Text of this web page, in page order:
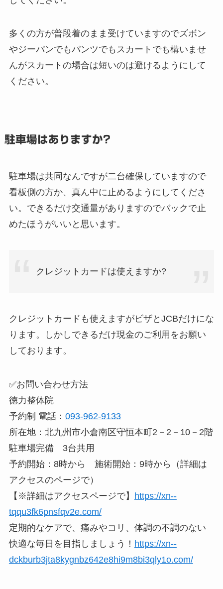
多くの方が普段着のまま受けていますのでズボン
やジーパンでもパンツでもスカートでも構いませ
んがスカートの場合は短いのは避けるようにして
ください。
駐車場はありますか?
駐車場は共同なんですが二台確保していますので
看板側の方か、真ん中に止めるようにしてくださ
い。できるだけ交通量がありますのでバックで止
めたほうがいいと思います。
クレジットカードは使えますか?
クレジットカードも使えますがビザとJCBだけにな
ります。しかしできるだけ現金のご利用をお願い
しております。
✅お問い合わせ方法
徳力整体院
予約制 電話： 093-962-9133
所在地：北九州市小倉南区守恒本町2－2－10－2階
駐車場完備 3台共用
予約開始：8時から 施術開始：9時から（詳細は
アクセスのページで）
【※詳細はアクセスページで】 https://xn--
tqqu3fk6pnsfqv2e.com/
定期的なケアで、痛みやコリ、体調の不調のない
快適な毎日を目指しましょう！ https://xn--
dckburb3jta8kygnbz642e8hi9m8bi3qly1o.com/